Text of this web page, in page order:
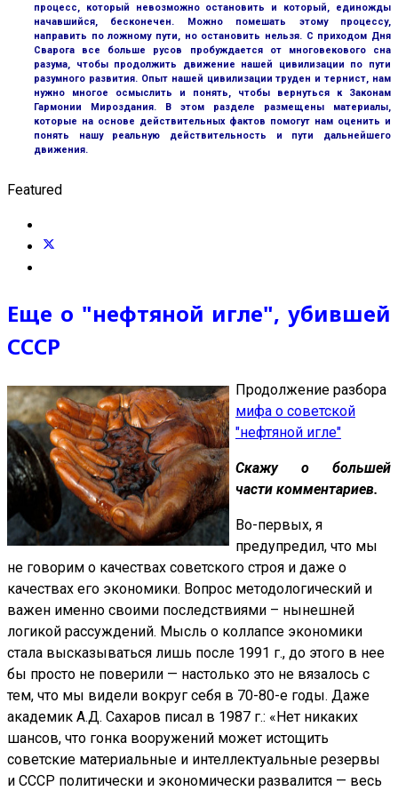
процесс, который невозможно остановить и который, единожды
начавшийся, бесконечен. Можно помешать этому процессу,
направить по ложному пути, но остановить нельзя. С приходом Дня
Сварога все больше русов пробуждается от многовекового сна
разума, чтобы продолжить движение нашей цивилизации по пути
разумного развития. Опыт нашей цивилизации труден и тернист, нам
нужно многое осмыслить и понять, чтобы вернуться к Законам
Гармонии Мироздания. В этом разделе размещены материалы,
которые на основе действительных фактов помогут нам оценить и
понять нашу реальную действительность и пути дальнейшего
движения.
Featured
Еще о "нефтяной игле", убившей
СССР
Продолжение разбора
мифа о советской
"нефтяной игле"
Скажу о большей
части комментариев.
Во-первых, я
предупредил, что мы
не говорим о качествах советского строя и даже о
качествах его экономики. Вопрос методологический и
важен именно своими последствиями – нынешней
логикой рассуждений. Мысль о коллапсе экономики
стала высказываться лишь после 1991 г., до этого в нее
бы просто не поверили — настолько это не вязалось с
тем, что мы видели вокруг себя в 70-80-е годы. Даже
академик А.Д. Сахаров писал в 1987 г.: «Нет никаких
шансов, что гонка вооружений может истощить
советские материальные и интеллектуальные резервы
и СССР политически и экономически развалится — весь